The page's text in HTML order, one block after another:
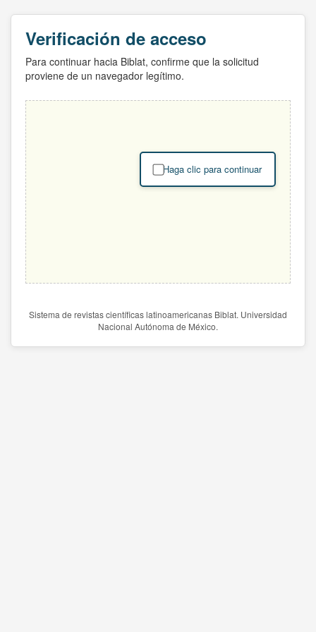
Verificación de acceso
Para continuar hacia Biblat, confirme que la solicitud
proviene de un navegador legítimo.
Haga clic para continuar
Sistema de revistas científicas latinoamericanas Biblat. Universidad
Nacional Autónoma de México.